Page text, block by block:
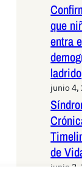
que
entra
ladrido
junio 4,
de
junio 2,